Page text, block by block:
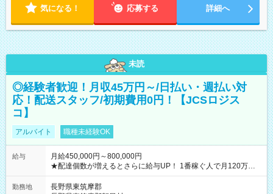
気になる！ 応募する 詳細へ
未読
◎経験者歓迎！月収45万円～/日払い・週払い対
応！配送スタッフ/初期費用0円！【JCSロジス
コ】
アルバイト 職種未経験OK
給与
月給450,000円～800,000円
★配達個数が増えるとさらに給与UP！ 1番稼ぐ人で月120万ほ
ど！ ・主要都市エリア 月収55万円／週5日稼働 月収65万~112
万円／週6日稼働 ・地方郊外エリア 月収40万円／週5日稼働 月
勤務地
長野県東筑摩郡